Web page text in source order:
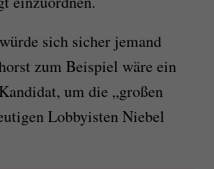
sich sicher jemand
zum Beispiel wäre ein
um die „großen
Lobbyisten Niebel